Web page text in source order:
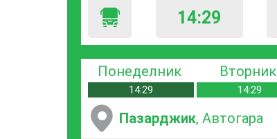
14:29
Понеделник
14:29
Вторник
14:29
Пазарджик, Автогара